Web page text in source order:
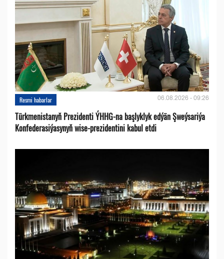
Resmi habarlar 06.08.2026 - 09:26
Türkmenistanyň Prezidenti ÝHHG-na başlyklyk edýän Şweýsariýa
Konfederasiýasynyň wise-prezidentini kabul etdi